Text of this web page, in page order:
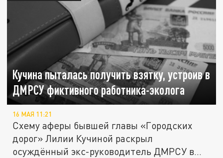
Кучина пыталась получить взятку, устроив в
ДМРСУ фиктивного работника-эколога
16 МАЯ 11:21
Схему аферы бывшей главы «Городских
дорог» Лилии Кучиной раскрыл
осуждённый экс-руководитель ДМРСУ в